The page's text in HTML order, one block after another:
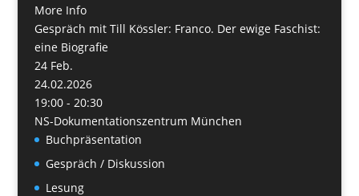
More Info
Gespräch mit Till Kössler: Franco. Der ewige Faschist:
eine Biografie
24 Feb.
24.02.2026
19:00 - 20:30
NS-Dokumentationszentrum München
Buchpräsentation
Gespräch / Diskussion
Lesung